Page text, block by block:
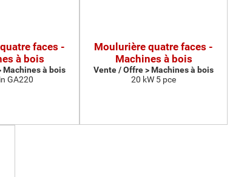
faces -
à bois
Machines à bois
GA220
Moulurière quatre faces -
Machines à bois
Vente / Offre > Machines à bois
20 kW 5 pce